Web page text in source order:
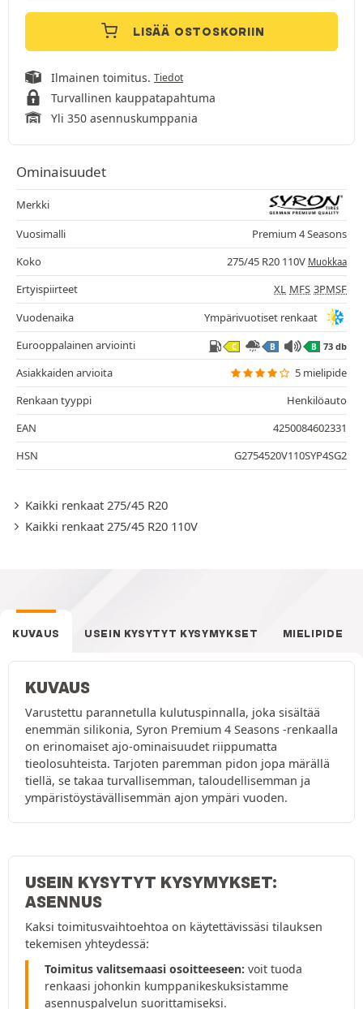
LISÄÄ OSTOSKORIIN
Ilmainen toimitus. Tiedot
Turvallinen kauppatapahtuma
Yli 350 asennuskumppania
Ominaisuudet
Merkki
Vuosimalli
Premium 4 Seasons
Koko
275/45 R20 110V Muokkaa
Ertyispiirteet XL MFS 3PMSF
Vuodenaika
Ympärivuotiset renkaat
Eurooppalainen arviointi
C B B 73 db
Asiakkaiden arvioita
5 mielipide
Renkaan tyyppi
Henkilöauto
EAN
4250084602331
HSN
G2754520V110SYP4SG2
Kaikki renkaat 275/45 R20
Kaikki renkaat 275/45 R20 110V
KUVAUS USEIN KYSYTYT KYSYMYKSET MIELIPIDE
KUVAUS
Varustettu parannetulla kulutuspinnalla, joka sisältää
enemmän silikonia, Syron Premium 4 Seasons -renkaalla
on erinomaiset ajo-ominaisuudet riippumatta
tieolosuhteista. Tarjoten paremman pidon jopa märällä
tiellä, se takaa turvallisemman, taloudellisemman ja
ympäristöystävällisemmän ajon ympäri vuoden.
USEIN KYSYTYT KYSYMYKSET:
ASENNUS
Kaksi toimitusvaihtoehtoa on käytettävissäsi tilauksen
tekemisen yhteydessä:
Toimitus valitsemaasi osoitteeseen: voit tuoda
renkaasi johonkin kumppanikeskuksistamme
asennuspalvelun suorittamiseksi.